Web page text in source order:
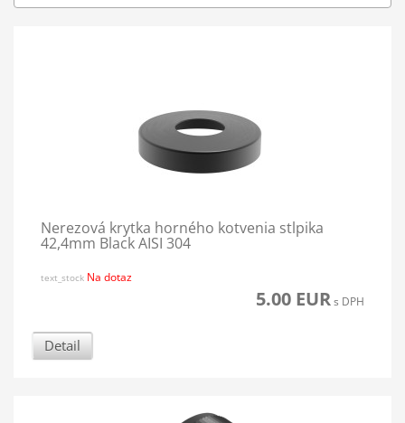
Nerezová krytka horného kotvenia stĺpika
42,4mm Black AISI 304
text_stock Na dotaz
5.00 EURs DPH
Detail